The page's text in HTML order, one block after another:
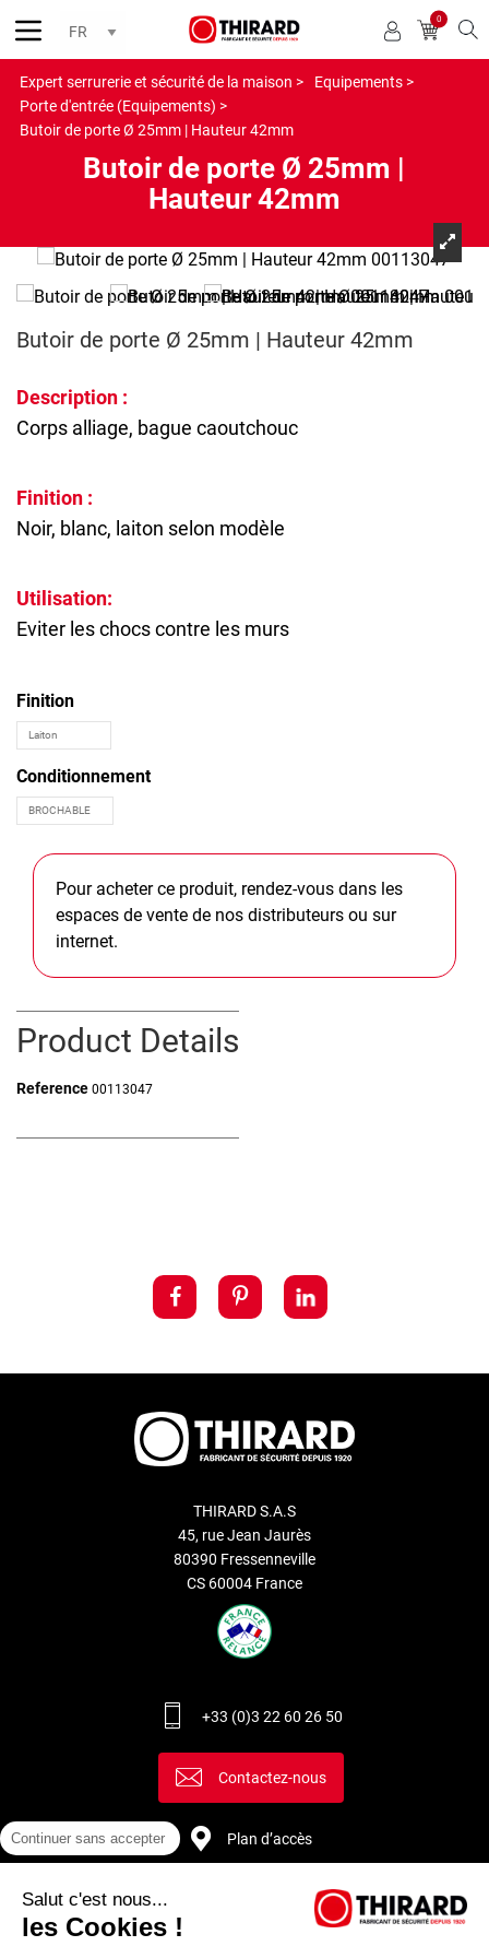
0
Expert serrurerie et sécurité de la maison >
Equipements >
Porte d'entrée (Equipements) >
Butoir de porte Ø 25mm | Hauteur 42mm
Butoir de porte Ø 25mm |
Hauteur 42mm
Butoir de porte Ø 25mm | Hauteur 42mm
Description :
Corps alliage, bague caoutchouc
Finition :
Noir, blanc, laiton selon modèle
Utilisation:
Eviter les chocs contre les murs
Finition
Conditionnement
Pour acheter ce produit, rendez-vous dans les
espaces de vente de nos distributeurs ou sur
internet.
Product Details
Reference 00113047
THIRARD S.A.S
45, rue Jean Jaurès
80390 Fressenneville
CS 60004 France
+33 (0)3 22 60 26 50
Contactez-nous
Plan d’accès
Continuer sans accepter
Salut c'est nous...
les Cookies !